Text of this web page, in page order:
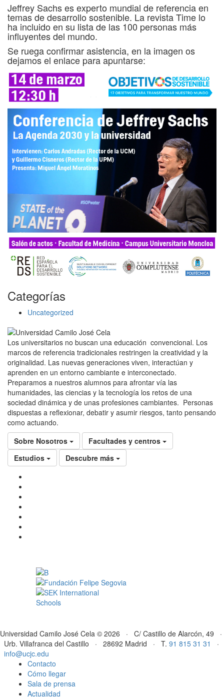
Jeffrey Sachs es experto mundial de referencia en
temas de desarrollo sostenible. La revista Time lo
ha incluido en su lista de las 100 personas más
influyentes del mundo.
Se ruega confirmar asistencia, en la imagen os
dejamos el enlace para apuntarse:
Categorías
Uncategorized
Los universitarios no buscan una educación convencional. Los
marcos de referencia tradicionales restringen la creatividad y la
originalidad. Las nuevas generaciones viven, interactúan y
aprenden en un entorno cambiante e interconectado.
Preparamos a nuestros alumnos para afrontar vía las
humanidades, las ciencias y la tecnología los retos de una
sociedad dinámica y de unas profesiones cambiantes. Personas
dispuestas a reflexionar, debatir y asumir riesgos, tanto pensando
como actuando.
Sobre Nosotros
Facultades y centros
Estudios
Descubre más
Universidad Camilo José Cela © 2026 · C/ Castillo de Alarcón, 49 ·
Urb. Villafranca del Castillo · 28692 Madrid · T. 91 815 31 31
·
info@ucjc.edu
Contacto
Cómo llegar
Sala de prensa
Actualidad